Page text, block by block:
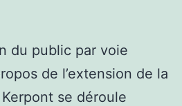
du public par voie
de l’extension de la
se déroule